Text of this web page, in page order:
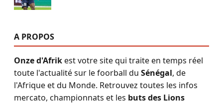
A PROPOS
Onze d'Afrikest votre site qui traite en temps réel
toute l'actualité sur le foorball du Sénégal, de
l'Afrique et du Monde. Retrouvez toutes les infos
mercato, championnats et les buts des Lions